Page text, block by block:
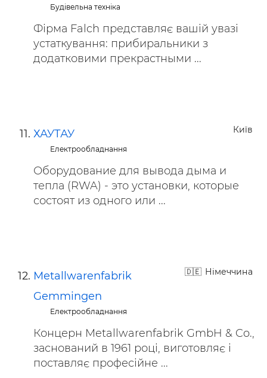
Будівельна техніка
Фірма Falch представляє вашій увазі
устаткування: прибиральники з
додатковими прекрастными ...
Київ
ХАУТАУ
Електрообладнання
Оборудование для вывода дыма и
тепла (RWA) - это установки, которые
состоят из одного или ...
Німеччина
Metallwarenfabrik
Gemmingen
Електрообладнання
Концерн Metallwarenfabrik GmbH & Co.,
заснований в 1961 році, виготовляє і
поставляє професійне ...